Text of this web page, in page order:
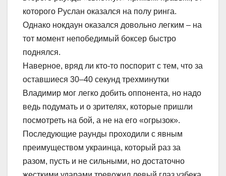
которого Руслан оказался на полу ринга.
Однако нокдаун оказался довольно легким – на
тот момент непобедимый боксер быстро
поднялся.
Наверное, вряд ли кто-то поспорит с тем, что за
оставшиеся 30–40 секунд трехминутки
Владимир мог легко добить оппонента, но надо
ведь подумать и о зрителях, которые пришли
посмотреть на бой, а не на его «огрызок».
Последующие раунды проходили с явным
преимуществом украинца, который раз за
разом, пусть и не сильными, но достаточно